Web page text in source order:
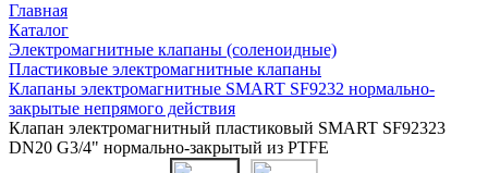
Главная
Каталог
Электромагнитные клапаны (соленоидные)
Пластиковые электромагнитные клапаны
Клапаны электромагнитные SMART SF9232 нормально-
закрытые непрямого действия
Клапан электромагнитный пластиковый SMART SF92323
DN20 G3/4" нормально-закрытый из PTFE